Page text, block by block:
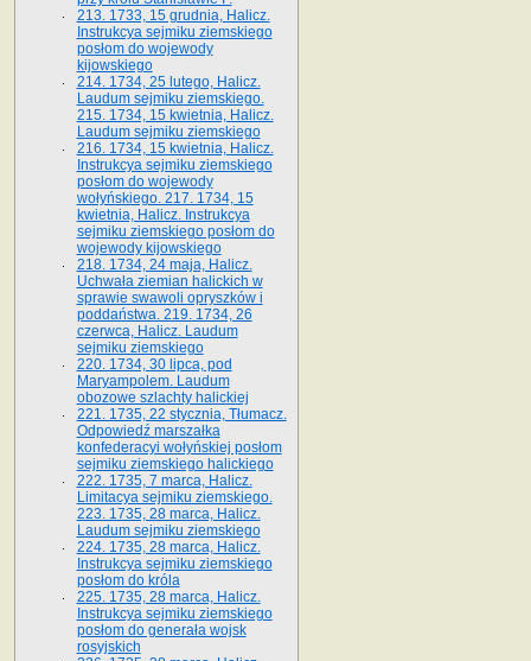
213. 1733, 15 grudnia, Halicz.
Instrukcya sejmiku ziemskiego
posłom do wojewody
kijowskiego
214. 1734, 25 lutego, Halicz.
Laudum sejmiku ziemskiego.
215. 1734, 15 kwietnia, Halicz.
Laudum sejmiku ziemskiego
216. 1734, 15 kwietnia, Halicz.
Instrukcya sejmiku ziemskiego
posłom do wojewody
wołyńskiego. 217. 1734, 15
kwietnia, Halicz. Instrukcya
sejmiku ziemskiego posłom do
wojewody kijowskiego
218. 1734, 24 maja, Halicz.
Uchwała ziemian halickich w
sprawie swawoli opryszków i
poddaństwa. 219. 1734, 26
czerwca, Halicz. Laudum
sejmiku ziemskiego
220. 1734, 30 lipca, pod
Maryampolem. Laudum
obozowe szlachty halickiej
221. 1735, 22 stycznia, Tłumacz.
Odpowiedź marszałka
konfederacyi wołyńskiej posłom
sejmiku ziemskiego halickiego
222. 1735, 7 marca, Halicz.
Limitacya sejmiku ziemskiego.
223. 1735, 28 marca, Halicz.
Laudum sejmiku ziemskiego
224. 1735, 28 marca, Halicz.
Instrukcya sejmiku ziemskiego
posłom do króla
225. 1735, 28 marca, Halicz.
Instrukcya sejmiku ziemskiego
posłom do generała wojsk
rosyjskich